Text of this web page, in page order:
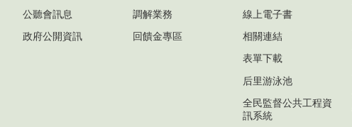
公聽會訊息
政府公開資訊
調解業務
回饋金專區
線上電子書
相關連結
表單下載
后里游泳池
全民監督公共工程資
訊系統